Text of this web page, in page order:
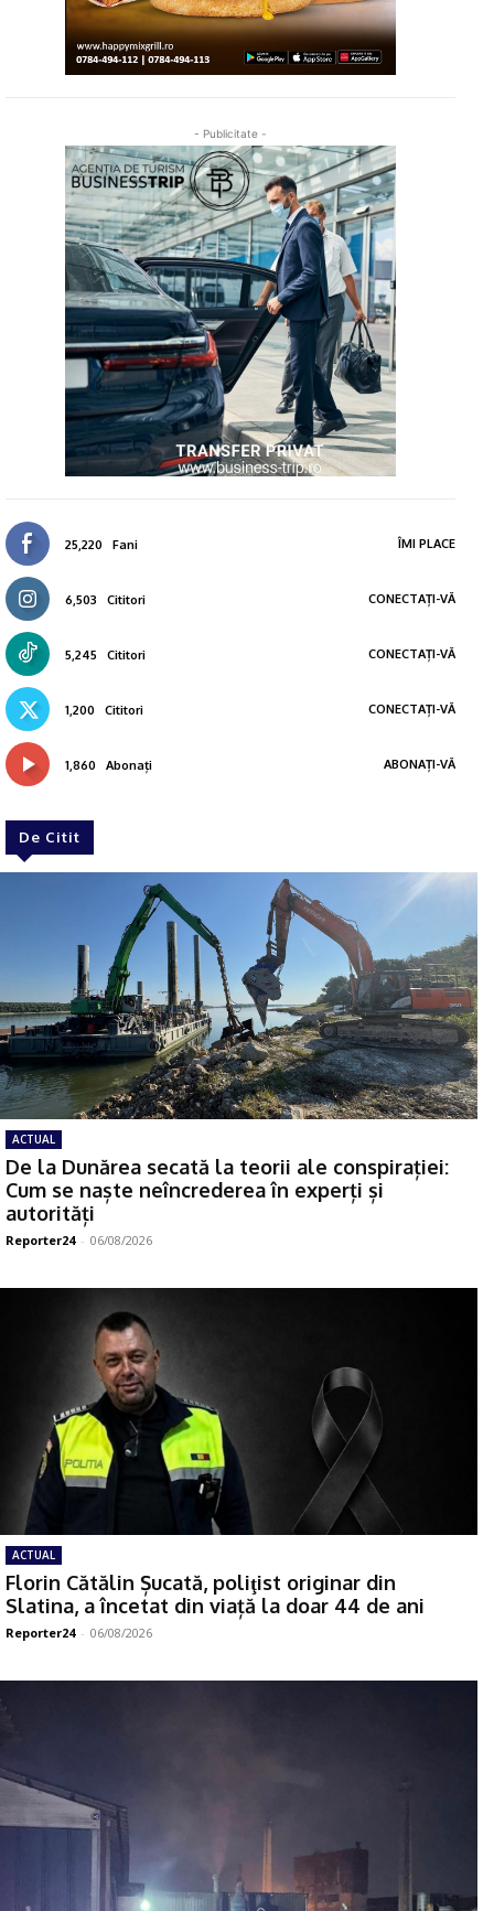
- Publicitate -
25,220 Fani ÎMI PLACE
6,503 Cititori CONECTAȚI-VĂ
5,245 Cititori CONECTAȚI-VĂ
1,200 Cititori CONECTAȚI-VĂ
1,860 Abonați ABONAȚI-VĂ
De Citit
ACTUAL
De la Dunărea secată la teorii ale conspirației:
Cum se naște neîncrederea în experți și
autorități
Reporter24 - 06/08/2026
ACTUAL
Florin Cătălin Șucată, poliţist originar din
Slatina, a încetat din viață la doar 44 de ani
Reporter24 - 06/08/2026